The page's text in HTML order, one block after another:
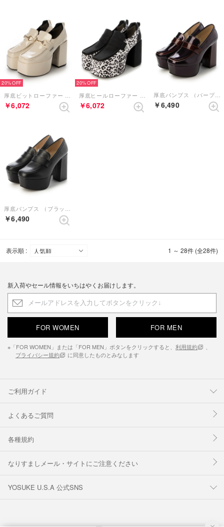
20%
￥6,072
20%
￥6,072 ￥6,490
￥6,490
表示順 : 1 ～ 28件 (全28件)
新入荷やセール情報をいちはやくお届けします。
FOR WOMEN FOR MEN
※「FOR WOMEN」または「FOR MEN」ボタンをクリックすると、 利用規約
プライバシー規約
に同意したものとみなします
ご利用ガイド
よくあるご質問
各種規約
なりすましメール・サイトにご注意ください
YOSUKE U.S.A 公式SNS